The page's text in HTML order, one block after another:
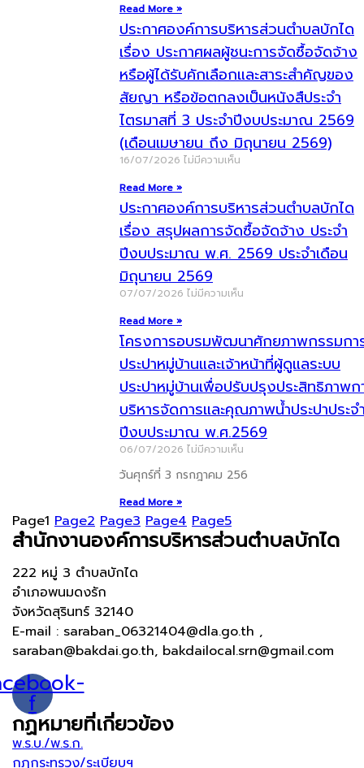
Read More »
ประกาศองค์การบริหารส่วนตำบลบักได
เรื่อง ประกาศผลผู้ชนะการจัดซื้อจัดจ้าง
หรือผู้ได้รับคักเลือกและสาระสำคัญของ
สัยญา หรือข้อตกลงเป็นหนังสืประจำ
ไตรมาสที่ 3 ประจำปีงบประมาณ 2569
(เดือนเมษายน ถึง มิถุนายน 2569)
16/07/2026 ไม่มีความเห็น
Read More »
ประกาศองค์การบริหารส่วนตำบลบักได
เรื่อง สรุปผลการจัดซื้อจัดจ้าง ประจำ
ปีงบประมาณ พ.ศ. 2569 ประจำเดือน
มิถุนายน 2569
07/07/2026 ไม่มีความเห็น
Read More »
โครงการอบรมพัฒนาศักยภาพกรรมกา
ประปาหมู่บ้านและเจ้าหน้าที่ผู้ดูแลระบบ
ประปาหมู่บ้านเพื่อปรับปรุงประสิทธิภาพก
บริหารจัดการและคุณภาพน้ำประปาประจ
ปีงบประมาณ พ.ศ.2569
06/07/2026 ไม่มีความเห็น
วันศุกร์ที่ 3 กรกฎาคม 256
Read More »
Page1 Page2 Page3 Page4 Page5
สำนักงานองค์การบริหารส่วนตำบลบักได
222 หมู่ 3 ตำบลบักได
อำเภอพนมดงรัก
จังหวัดสุรินทร์ 32140
E-mail : saraban_06321404@dla.go.th ,
saraban@bakdai.go.th, bakdailocal.srn@gmail.com
f
กฏหมายที่เกี่ยวข้อง
พ.ร.บ./พ.ร.ก.
กฎกระทรวง/ระเบียบฯ